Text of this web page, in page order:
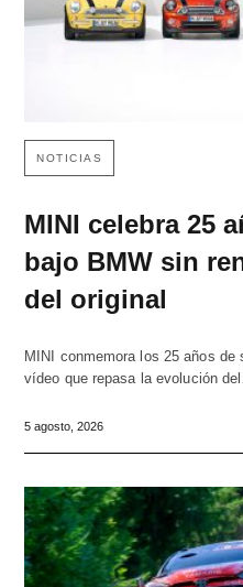
NOTICIAS
MINI celebra 25
bajo BMW sin
del original
MINI conmemora los 25 años de
vídeo que repasa la evolución
5 agosto, 2026